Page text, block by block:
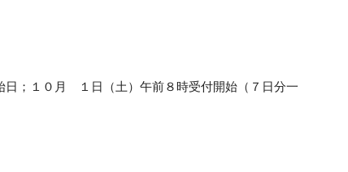
；１０月 １日（土）午前８時受付開始（７日分一